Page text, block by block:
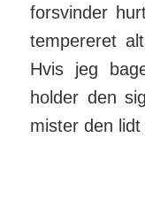
for­svinder
tem­pe­reret
Hvis jeg
holder den
mister den